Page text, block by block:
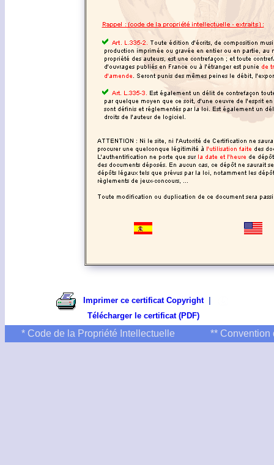
Imprimer ce certificat Copyright|
Télécharger le certificat (PDF)
* Code de la Propriété Intellectuelle ** Convention